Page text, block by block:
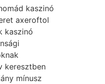
kaszinó
axeroftol
kaszinó
keresztben
mínusz